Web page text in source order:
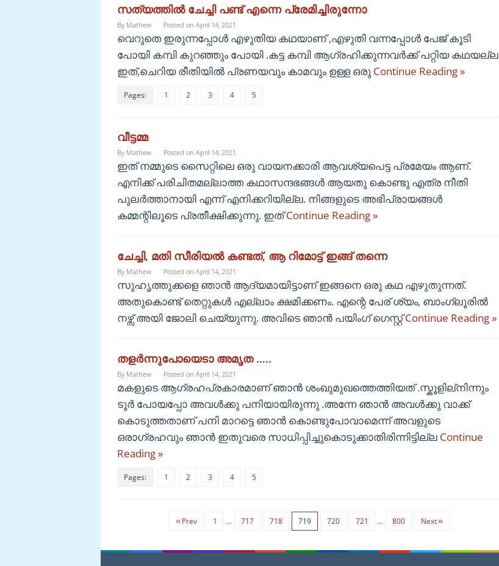
സത്യത്തിൽ ചേച്ചി പണ്ട് എന്നെ പ്രേമിച്ചിരുന്നോ
By Mathew Posted on April 14, 2021
വെറുതെ ഇരുന്നപ്പോൾ എഴുതിയ കഥയാണ് ,എഴുതി വന്നപ്പോൾ പേജ് കൂടി
പോയി കമ്പി കുറഞ്ഞും പോയി .കട്ട കമ്പി ആഗ്രഹിക്കുന്നവർക്ക് പറ്റിയ കഥയല്ല
ഇത്,ചെറിയ രീതിയിൽ പ്രണയവും കാമവും ഉള്ള ഒരു Continue Reading »
Pages: 1 2 3 4 5
വീട്ടമ്മ
By Mathew Posted on April 14, 2021
ഇത് നമ്മുടെ സൈറ്റിലെ ഒരു വായനക്കാരി ആവശ്യപെട്ട പ്രമേയം ആണ്.
എനിക്ക് പരിചിതമല്ലാത്ത കഥാസന്ദഭങ്ങള്‍ ആയതു കൊണ്ടു എത്ര നീതി
പുലര്‍ത്താനായി എന്ന് എനിക്കറിയില്ല. നിങ്ങളുടെ അഭിപ്രായങ്ങള്‍
കമ്മന്റിലൂടെ പ്രതീക്ഷിക്കുന്നു. ഇത്Continue Reading »
ചേച്ചി, മതി സീരിയൽ കണ്ടത്, ആ റിമോട്ട് ഇങ്ങ് തന്നെ
By Mathew Posted on April 14, 2021
സുഹൃത്തുക്കളെ ഞാൻ ആദ്യമായിട്ടാണ് ഇങ്ങനെ ഒരു കഥ എഴുതുന്നത്.
അതുകൊണ്ട് തെറ്റുകൾ എല്ലാം ക്ഷമിക്കണം. എന്റെ പേര് ശ്യം, ബാംഗ്ലൂരിൽ
നഴ്സ് അയി ജോലി ചെയ്യുന്നു. അവിടെ ഞാൻ പയിംഗ് ഗെസ്റ്റ്Continue Reading »
തളർന്നുപോയെടാ അമൃത …..
By Mathew Posted on April 14, 2021
മകളുടെ ആഗ്രഹപ്രകാരമാണ് ഞാൻ ശംഖുമുഖത്തെത്തിയത് .സ്കൂളില്നിന്നും
ടൂർ പോയപ്പോ അവൾക്കു പനിയായിരുന്നു .അന്നേ ഞാൻ അവൾക്കു വാക്ക്
കൊടുത്തതാണ് പനി മാറട്ടെ ഞാൻ കൊണ്ടുപോവാമെന്ന് അവളുടെ
ഒരാഗ്രഹവും ഞാൻ ഇതുവരെ സാധിപ്പിച്ചുകൊടുക്കാതിരിന്നിട്ടില്ല Continue
Reading »
Pages: 1 2 3 4 5
Prev 1 … 717 718 719 720 721 … 800 Next